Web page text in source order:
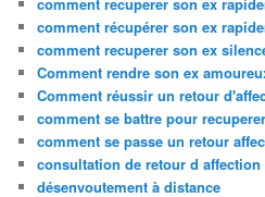
comment récupérer son ex
comment recuperer son ex
Comment rendre son ex
Comment réussir un retour
comment se battre pour
comment se passe un retour
consultation de retour d affection
désenvoutement à distance